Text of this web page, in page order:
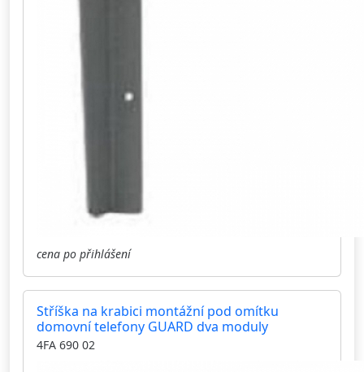
cena po přihlášení
Stříška na krabici montážní pod omítku
domovní telefony GUARD dva moduly
4FA 690 02